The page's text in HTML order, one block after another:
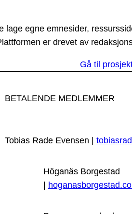
lage egne emnesider,
er drevet av
Gå til
BETALENDE MEDLEMMER
Tobias Rade Evensen |
Höganäs Borgestad
|